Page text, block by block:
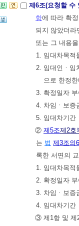
제6조(요청할 수
항에 따라 확
되지 않았더
또는 그 내용
1. 임대차목적
2. 임대인ㆍ임
으로 한정
3. 확정일자
4. 차임ㆍ보증
5. 임대차기간
② 제5조제2호
는 법 제3조의6
록한 서면의
1. 임대차목적
2. 확정일자
3. 차임ㆍ보증
4. 임대차기간
③ 제1항 및 제